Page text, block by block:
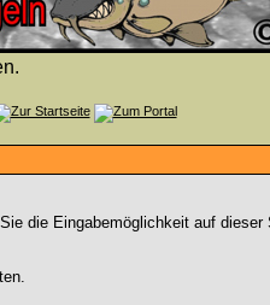
die Eingabemöglichkeit auf